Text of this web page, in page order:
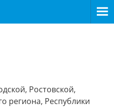
Ростовской,
региона, Республики